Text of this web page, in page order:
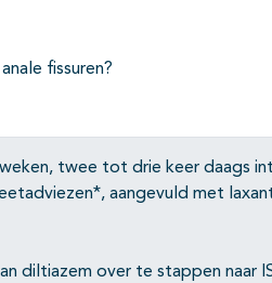
fissuren?
twee tot drie keer daags
aangevuld met
diltiazem over te stappen naar